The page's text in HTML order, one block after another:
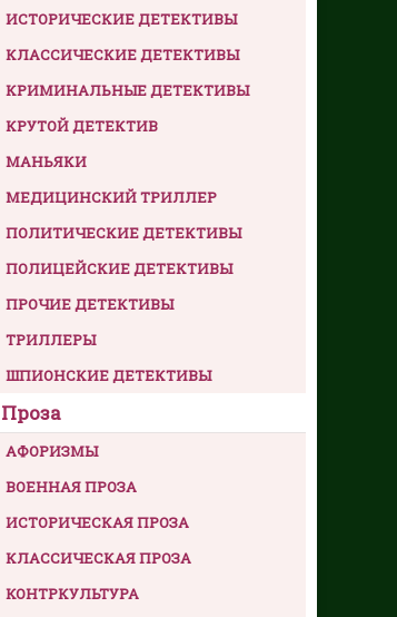
ИСТОРИЧЕСКИЕ ДЕТЕКТИВЫ
КЛАССИЧЕСКИЕ ДЕТЕКТИВЫ
КРИМИНАЛЬНЫЕ ДЕТЕКТИВЫ
КРУТОЙ ДЕТЕКТИВ
МАНЬЯКИ
МЕДИЦИНСКИЙ ТРИЛЛЕР
ПОЛИТИЧЕСКИЕ ДЕТЕКТИВЫ
ПОЛИЦЕЙСКИЕ ДЕТЕКТИВЫ
ПРОЧИЕ ДЕТЕКТИВЫ
ТРИЛЛЕРЫ
ШПИОНСКИЕ ДЕТЕКТИВЫ
Проза
АФОРИЗМЫ
ВОЕННАЯ ПРОЗА
ИСТОРИЧЕСКАЯ ПРОЗА
КЛАССИЧЕСКАЯ ПРОЗА
КОНТРКУЛЬТУРА